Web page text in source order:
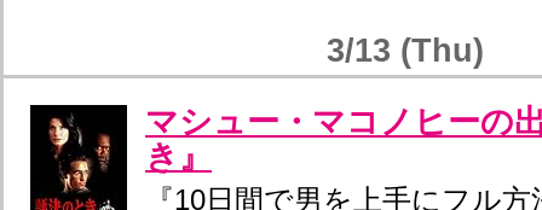
3/13 (Thu)
マシュー・マコノヒーの
き』
『10日間で男を上手にフル